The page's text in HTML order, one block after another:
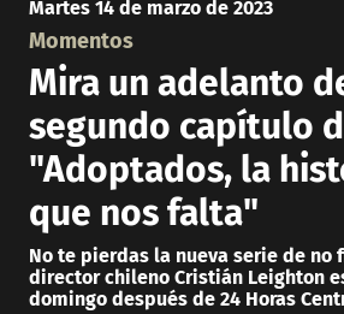
Martes 14 de marzo de 2023
Momentos
Mira un adelanto
segundo capítulo
"Adoptados, la
que nos falta"
No te pierdas la nueva serie de no
director chileno Cristián Leighton
domingo después de 24 Horas